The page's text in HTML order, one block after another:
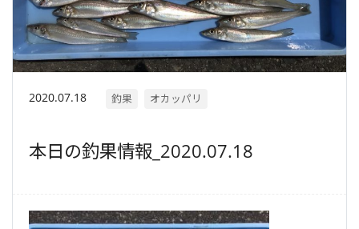
2020.07.18 釣果 オカッパリ
本日の釣果情報_2020.07.18